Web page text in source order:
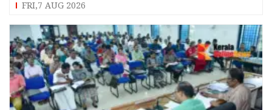
FRI,7 AUG 2026